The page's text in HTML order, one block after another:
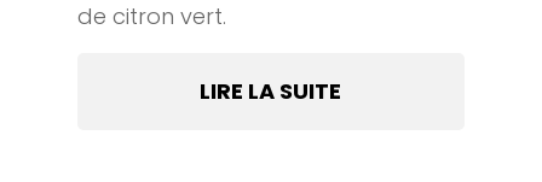
de citron vert.
LIRE LA SUITE